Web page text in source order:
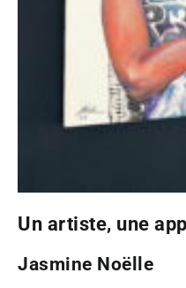
Un artiste, une
Jasmine Noëlle